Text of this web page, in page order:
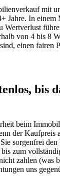
mit
Jahre. In einem
Wertverlust
von 4 bis 8
einen fairen
bis
beim
der Kaufpreis
sorgenfrei
zum
zahlen (was
uns